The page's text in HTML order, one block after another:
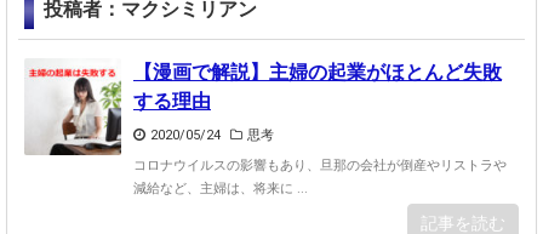
投稿者：マクシミリアン
【漫画で解説】主婦の起業がほとんど失敗
する理由
2020/05/24
思考
コロナウイルスの影響もあり、旦那の会社が倒産やリストラや
減給など、主婦は、将来に ...
記事を読む